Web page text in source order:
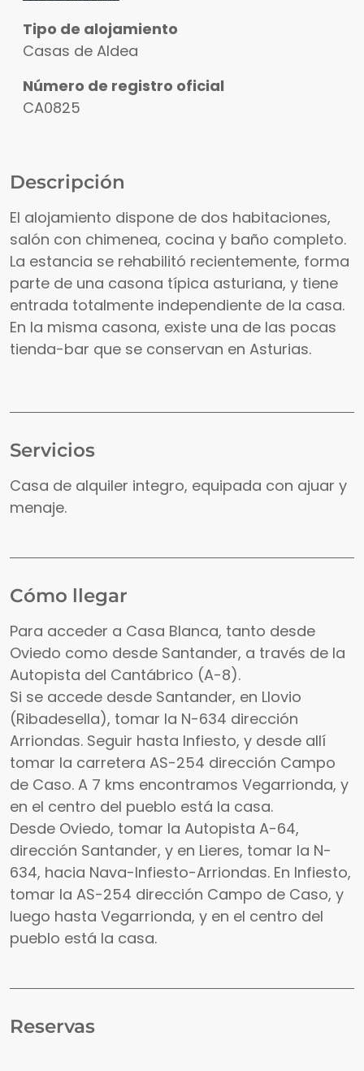
Tipo de alojamiento
Casas de Aldea
Número de registro oficial
CA0825
Descripción
El alojamiento dispone de dos habitaciones,
salón con chimenea, cocina y baño completo.
La estancia se rehabilitó recientemente, forma
parte de una casona típica asturiana, y tiene
entrada totalmente independiente de la casa.
En la misma casona, existe una de las pocas
tienda-bar que se conservan en Asturias.
Servicios
Casa de alquiler integro, equipada con ajuar y
menaje.
Cómo llegar
Para acceder a Casa Blanca, tanto desde
Oviedo como desde Santander, a través de la
Autopista del Cantábrico (A-8).
Si se accede desde Santander, en Llovio
(Ribadesella), tomar la N-634 dirección
Arriondas. Seguir hasta Infiesto, y desde allí
tomar la carretera AS-254 dirección Campo
de Caso. A 7 kms encontramos Vegarrionda, y
en el centro del pueblo está la casa.
Desde Oviedo, tomar la Autopista A-64,
dirección Santander, y en Lieres, tomar la N-
634, hacia Nava-Infiesto-Arriondas. En Infiesto,
tomar la AS-254 dirección Campo de Caso, y
luego hasta Vegarrionda, y en el centro del
pueblo está la casa.
Reservas